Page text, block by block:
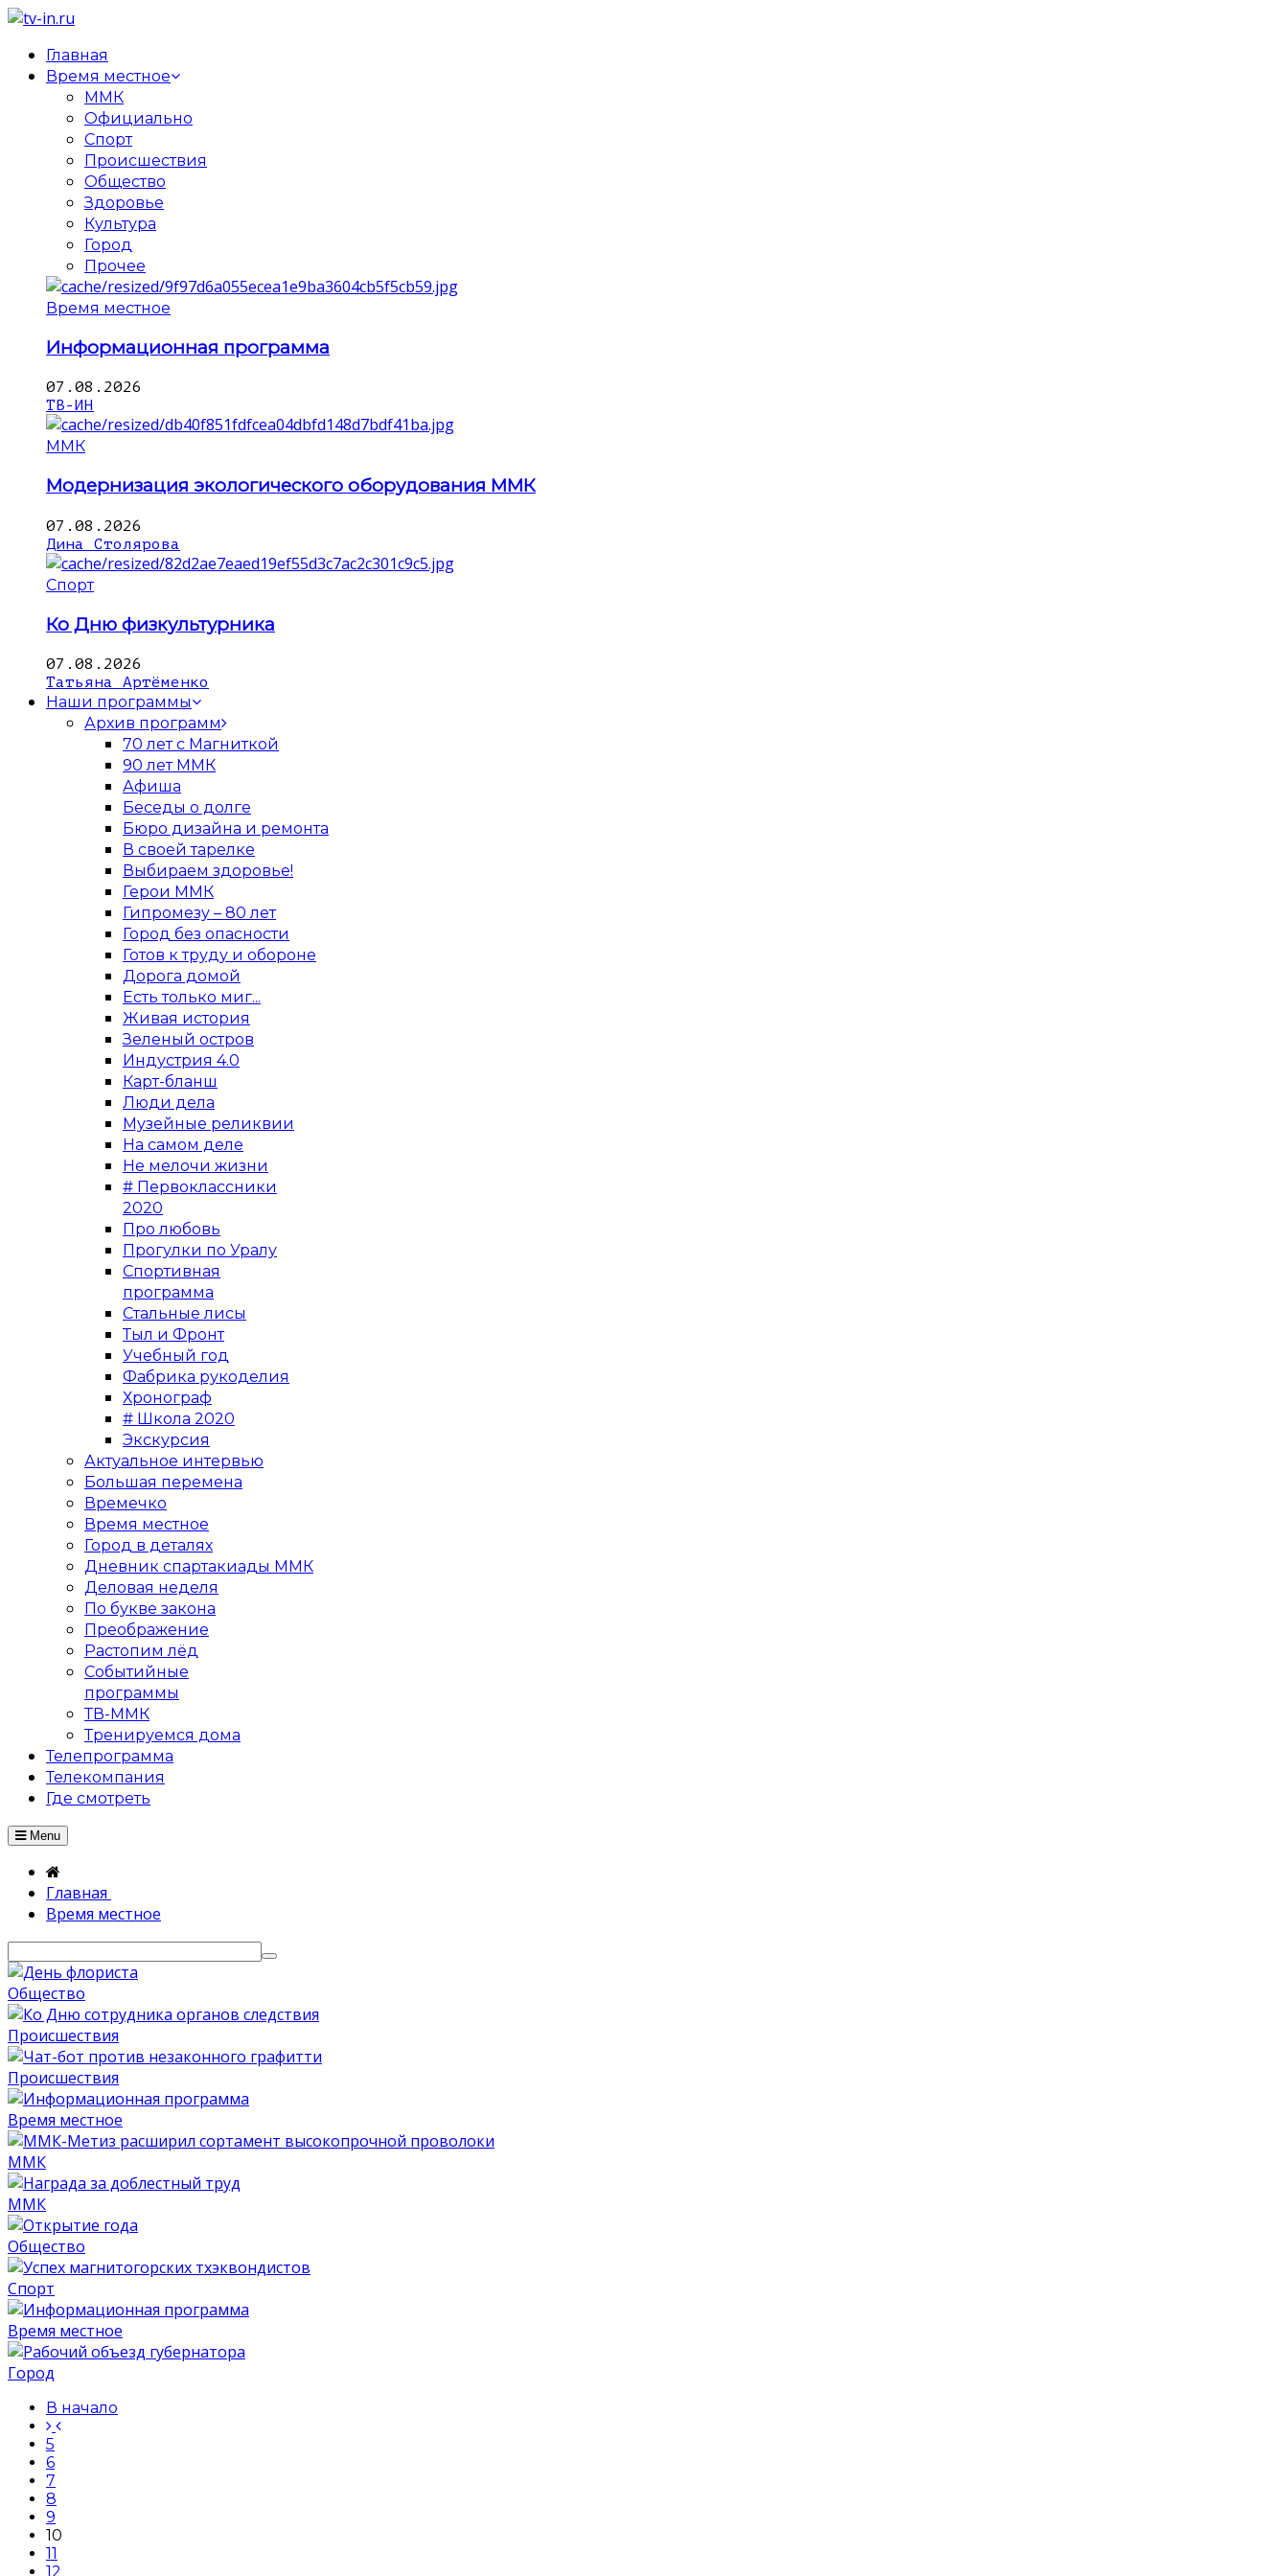
Главная
Время местное
ММК
Официально
Спорт
Происшествия
Общество
Здоровье
Культура
Город
Прочее
Время местное
Информационная программа
07.08.2026
ТВ-ИН
ММК
Модернизация экологического оборудования ММК
07.08.2026
Дина Столярова
Спорт
Ко Дню физкультурника
07.08.2026
Татьяна Артёменко
Наши программы
Архив программ
70 лет с Магниткой
90 лет ММК
Афиша
Беседы о долге
Бюро дизайна и ремонта
В своей тарелке
Выбираем здоровье!
Герои ММК
Гипромезу – 80 лет
Город без опасности
Готов к труду и обороне
Дорога домой
Есть только миг...
Живая история
Зеленый остров
Индустрия 4.0
Карт-бланш
Люди дела
Музейные реликвии
На самом деле
Не мелочи жизни
# Первоклассники
2020
Про любовь
Прогулки по Уралу
Спортивная
программа
Стальные лисы
Тыл и Фронт
Учебный год
Фабрика рукоделия
Хронограф
# Школа 2020
Экскурсия
Актуальное интервью
Большая перемена
Времечко
Время местное
Город в деталях
Дневник спартакиады ММК
Деловая неделя
По букве закона
Преображение
Растопим лёд
Событийные
программы
ТВ-ММК
Тренируемся дома
Телепрограмма
Телекомпания
Где смотреть
Menu
Главная
Время местное
Общество
Происшествия
Происшествия
Время местное
ММК
ММК
Общество
Спорт
Время местное
Город
В начало
5
6
7
8
9
10
11
12